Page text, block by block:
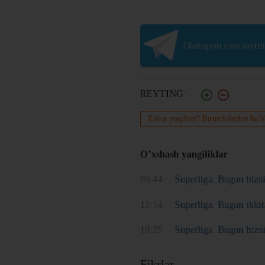
Olamsport.com
REYTING:
Xabar yoqdimi? Birinchilardan
O’xshash yangiliklar
Superliga. Bugun
Superliga. Bugun
Superliga. Bugun